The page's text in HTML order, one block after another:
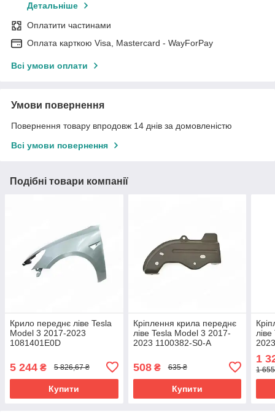
Детальніше
Оплатити частинами
Оплата карткою Visa, Mastercard - WayForPay
Всі умови оплати
Умови повернення
Повернення товару впродовж 14 днів за домовленістю
Всі умови повернення
Подібні товари компанії
Крило переднє ліве Tesla
Model 3 2017-2023
1081401E0D
5 244 ₴ 5 826,67 ₴
Купити
Кріплення крила переднє
ліве Tesla Model 3 2017-
2023 1100382-S0-A
508₴ 635 ₴
Купити
1
1